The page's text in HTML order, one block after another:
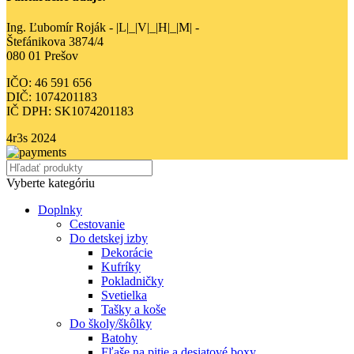
Ing. Ľubomír Roják - |L|_|V|_|H|_|M| -
Štefánikova 3874/4
080 01 Prešov
IČO: 46 591 656
DIČ: 1074201183
IČ DPH: SK1074201183
4r3s 2024
Vyberte kategóriu
Doplnky
Cestovanie
Do detskej izby
Dekorácie
Kufríky
Pokladničky
Svetielka
Tašky a koše
Do školy/škôlky
Batohy